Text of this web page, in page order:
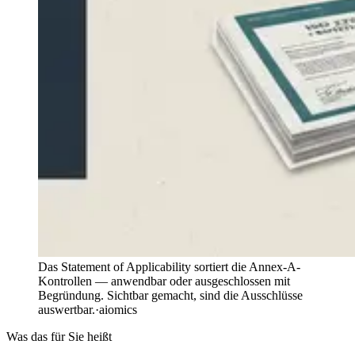
Das Statement of Applicability sortiert die Annex-A-
Kontrollen — anwendbar oder ausgeschlossen mit
Begründung. Sichtbar gemacht, sind die Ausschlüsse
auswertbar.·aiomics
Was das für Sie heißt